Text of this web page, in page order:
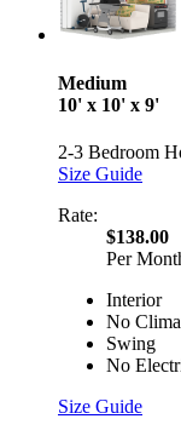
Medium
10' x 10' x 9'
2-3 Bedroom
Size Guide
Rate:
$138.00
Per
Interior
No
Swing
No
Size Guide